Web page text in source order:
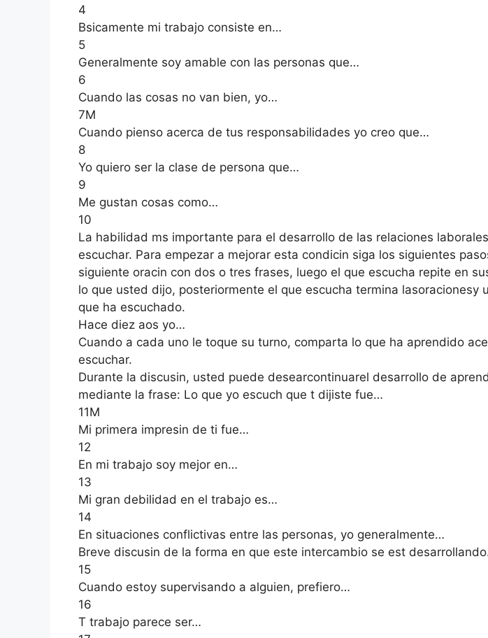
4
Bsicamente mi trabajo consiste en…
5
Generalmente soy amable con las personas que…
6
Cuando las cosas no van bien, yo…
7M
Cuando pienso acerca de tus responsabilidades yo creo que…
8
Yo quiero ser la clase de persona que…
9
Me gustan cosas como…
10
La habilidad ms importante para el desarrollo de las relaciones
escuchar. Para empezar a mejorar esta condicin siga los siguientes
siguiente oracin con dos o tres frases, luego el que escucha repite en
lo que usted dijo, posteriormente el que escucha termina lasoracionesy
que ha escuchado.
Hace diez aos yo…
Cuando a cada uno le toque su turno, comparta lo que ha aprendido
escuchar.
Durante la discusin, usted puede desearcontinuarel desarrollo de
mediante la frase: Lo que yo escuch que t dijiste fue…
11M
Mi primera impresin de ti fue…
12
En mi trabajo soy mejor en…
13
Mi gran debilidad en el trabajo es…
14
En situaciones conflictivas entre las personas, yo generalmente…
Breve discusin de la forma en que este intercambio se est
15
Cuando estoy supervisando a alguien, prefiero…
16
T trabajo parece ser…